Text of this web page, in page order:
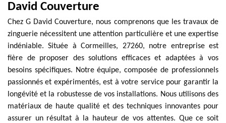
David Couverture
Chez G David Couverture, nous comprenons que les travaux de
zinguerie nécessitent une attention particulière et une expertise
indéniable. Située à Cormeilles, 27260, notre entreprise est
fière de proposer des solutions efficaces et adaptées à vos
besoins spécifiques. Notre équipe, composée de professionnels
passionnés et expérimentés, est à votre service pour garantir la
longévité et la robustesse de vos installations. Nous utilisons des
matériaux de haute qualité et des techniques innovantes pour
assurer un résultat à la hauteur de vos attentes. Que ce soit